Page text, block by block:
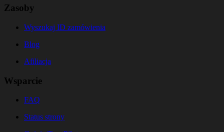
Zasoby
Wyszukaj ID zamówienia
Blog
Afiliacja
Wsparcie
FAQ
Status strony